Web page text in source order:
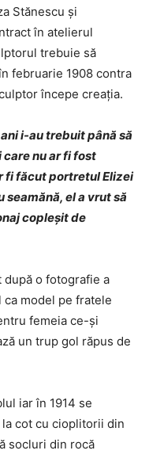
Stănescu şi
în atelierul
trebuie să
februarie 1908 contra
începe creaţia.
i-au trebuit până să
nu ar fi fost
fi făcut portretul Elizei
seamănă, el a vrut să
copleşit de
o fotografie a
model pe fratele
femeia ce-şi
un trup gol răpus de
iar în 1914 se
cot cu cioplitorii din
socluri din rocă